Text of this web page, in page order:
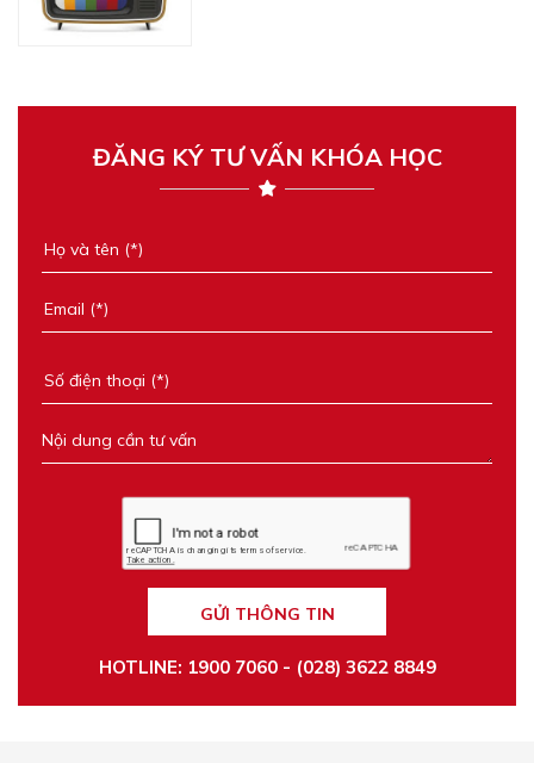
ĐĂNG KÝ TƯ VẤN KHÓA HỌC
GỬI THÔNG TIN
HOTLINE: 1900 7060 - (028) 3622 8849